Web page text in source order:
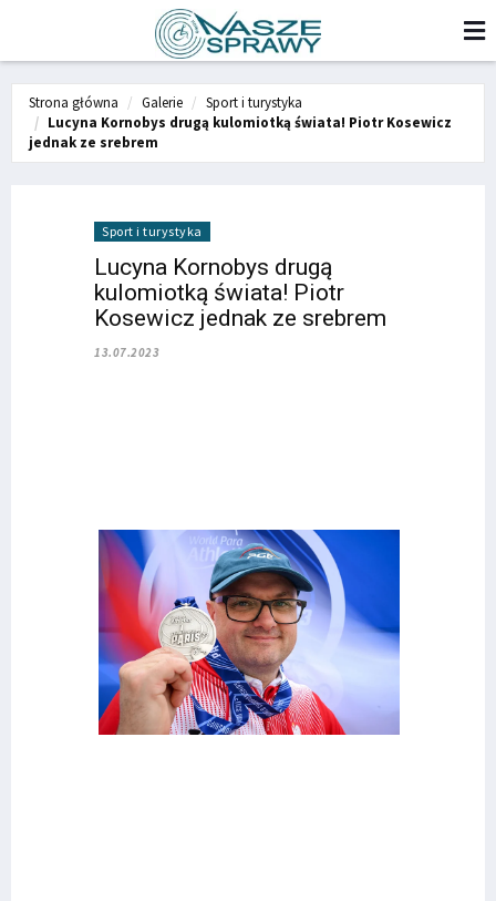
Strona główna Galerie
Sport i turystyka
Lucyna Kornobys drugą kulomiotką świata! Piotr Kosewicz
jednak ze srebrem
Sport i turystyka
Lucyna Kornobys drugą
kulomiotką świata! Piotr
Kosewicz jednak ze srebrem
13.07.2023